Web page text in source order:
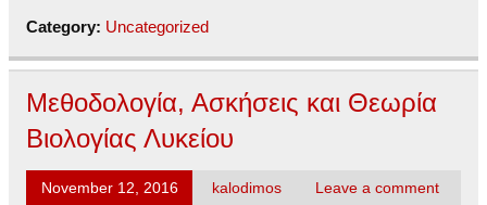
Category: Uncategorized
Μεθοδολογία, Ασκήσεις και Θεωρία
Βιολογίας Λυκείου
November 12, 2016 kalodimos Leave a comment